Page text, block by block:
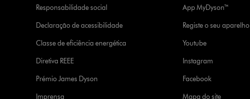
Responsabilidade social
Declaração de acessibilidade
Classe de eficiência energética
Diretiva REEE
Prémio James Dyson
Imprensa
App MyDyson™
Registe o seu aparelho
Youtube
Instagram
Facebook
Mapa do site